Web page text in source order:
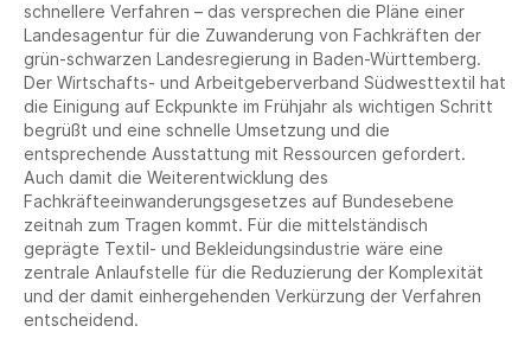
schnellere Verfahren – das versprechen die Pläne einer
Landesagentur für die Zuwanderung von Fachkräften der
grün-schwarzen Landesregierung in Baden-Württemberg.
Der Wirtschafts- und Arbeitgeberverband Südwesttextil hat
die Einigung auf Eckpunkte im Frühjahr als wichtigen Schritt
begrüßt und eine schnelle Umsetzung und die
entsprechende Ausstattung mit Ressourcen gefordert.
Auch damit die Weiterentwicklung des
Fachkräfteeinwanderungsgesetzes auf Bundesebene
zeitnah zum Tragen kommt. Für die mittelständisch
geprägte Textil- und Bekleidungsindustrie wäre eine
zentrale Anlaufstelle für die Reduzierung der Komplexität
und der damit einhergehenden Verkürzung der Verfahren
entscheidend.